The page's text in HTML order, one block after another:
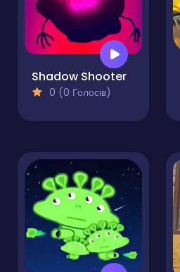
Shadow Shooter
0 (0 Голосів)